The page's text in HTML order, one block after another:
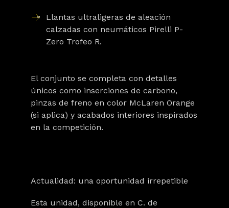
Llantas ultraligeras de aleación
calzadas con neumáticos Pirelli P-
Zero Trofeo R.
El conjunto se completa con detalles
únicos como inserciones de carbono,
pinzas de freno en color McLaren Orange
(si aplica) y acabados interiores inspirados
en la competición.
Actualidad: una oportunidad irrepetible
Esta unidad, disponible en C. de